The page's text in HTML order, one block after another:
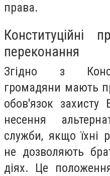
права.
Конституційні
переконання
Згідно з
громадяни мають
обов'язок
несення
служби, якщо їхні
не дозволяють
діях. Це